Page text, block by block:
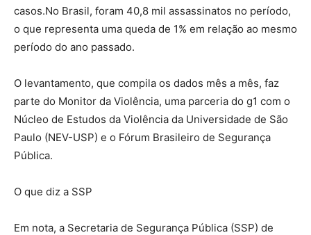
casos.No Brasil, foram 40,8 mil assassinatos no período,
o que representa uma queda de 1% em relação ao mesmo
período do ano passado.
O levantamento, que compila os dados mês a mês, faz
parte do Monitor da Violência, uma parceria do g1 com o
Núcleo de Estudos da Violência da Universidade de São
Paulo (NEV-USP) e o Fórum Brasileiro de Segurança
Pública.
O que diz a SSP
Em nota, a Secretaria de Segurança Pública (SSP) de